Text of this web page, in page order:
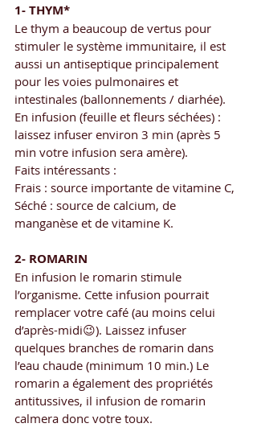
1- THYM*
Le thym a beaucoup de vertus pour
stimuler le système immunitaire, il est
aussi un antiseptique principalement
pour les voies pulmonaires et
intestinales (ballonnements / diarhée).
En infusion (feuille et fleurs séchées) :
laissez infuser environ 3 min (après 5
min votre infusion sera amère).
Faits intéressants :
Frais : source importante de vitamine C,
Séché : source de calcium, de
manganèse et de vitamine K.
2- ROMARIN
En infusion le romarin stimule
l’organisme. Cette infusion pourrait
remplacer votre café (au moins celui
d’après-midi😉). Laissez infuser
quelques branches de romarin dans
l’eau chaude (minimum 10 min.) Le
romarin a également des propriétés
antitussives, il infusion de romarin
calmera donc votre toux.